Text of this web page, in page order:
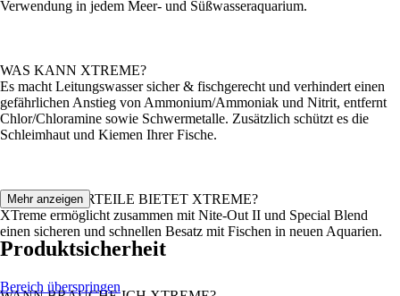
Verwendung in jedem Meer- und Süßwasseraquarium.
WAS KANN XTREME?
Es macht Leitungswasser sicher & fischgerecht und verhindert einen
gefährlichen Anstieg von Ammonium/Ammoniak und Nitrit, entfernt
Chlor/Chloramine sowie Schwermetalle. Zusätzlich schützt es die
Schleimhaut und Kiemen Ihrer Fische.
WELCHE VORTEILE BIETET XTREME?
XTreme ermöglicht zusammen mit Nite-Out II und Special Blend
einen sicheren und schnellen Besatz mit Fischen in neuen Aquarien.
Mehr anzeigen
Produktsicherheit
Bereich überspringen